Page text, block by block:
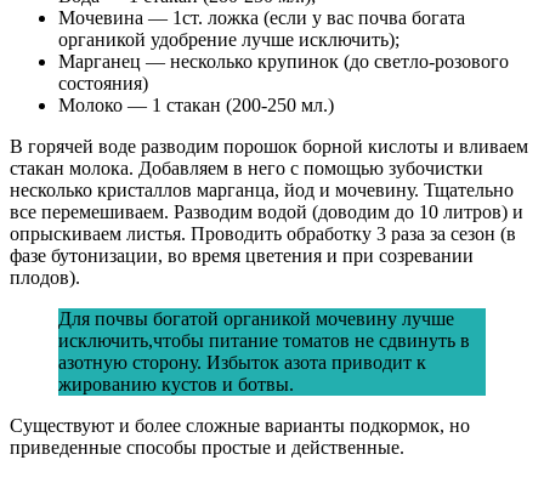
Мочевина — 1ст. ложка (если у вас почва богата
органикой удобрение лучше исключить);
Марганец — несколько крупинок (до светло-розового
состояния)
Молоко — 1 стакан (200-250 мл.)
В горячей воде разводим порошок борной кислоты и вливаем
стакан молока. Добавляем в него с помощью зубочистки
несколько кристаллов марганца, йод и мочевину. Тщательно
все перемешиваем. Разводим водой (доводим до 10 литров) и
опрыскиваем листья. Проводить обработку 3 раза за сезон (в
фазе бутонизации, во время цветения и при созревании
плодов).
Для почвы богатой органикой мочевину лучше
исключить,чтобы питание томатов не сдвинуть в
азотную сторону. Избыток азота приводит к
жированию кустов и ботвы.
Существуют и более сложные варианты подкормок, но
приведенные способы простые и действенные.